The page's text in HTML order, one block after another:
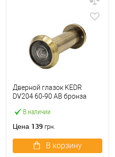
В наличии
Дверной глазок KEDR
DV204 60-90 AB бронза
Цена 139 грн.
В корзину